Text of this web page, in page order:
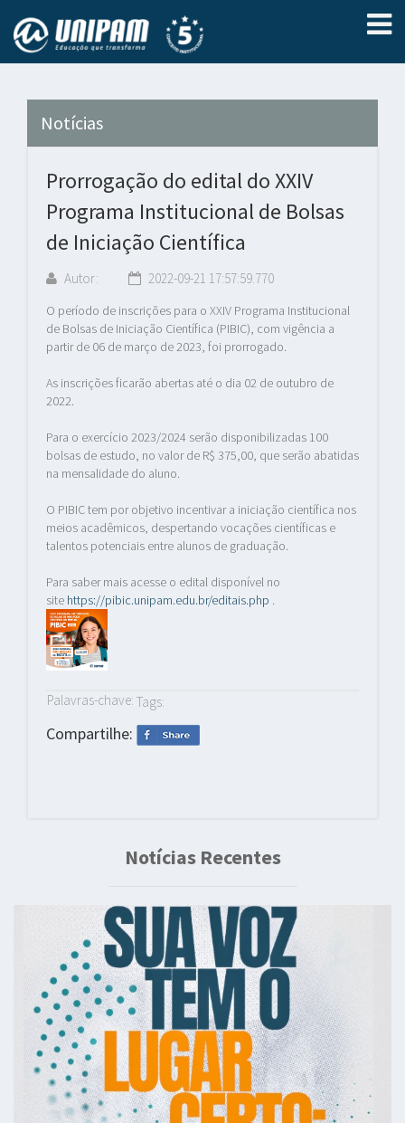
Notícias
Prorrogação do edital do XXIV
Programa Institucional de Bolsas
de Iniciação Científica
Autor: 2022-09-21 17:57:59.770
O período de inscrições para o XXIV Programa Institucional
de Bolsas de Iniciação Científica (PIBIC), com vigência a
partir de 06 de março de 2023, foi prorrogado.
As inscrições ficarão abertas até o dia 02 de outubro de
2022.
Para o exercício 2023/2024 serão disponibilizadas 100
bolsas de estudo, no valor de R$ 375,00, que serão abatidas
na mensalidade do aluno.
O PIBIC tem por objetivo incentivar a iniciação científica nos
meios acadêmicos, despertando vocações científicas e
talentos potenciais entre alunos de graduação.
Para saber mais acesse o edital disponível no
site https://pibic.unipam.edu.br/editais.php .
Palavras-chave: Tags:
Compartilhe:
Notícias Recentes